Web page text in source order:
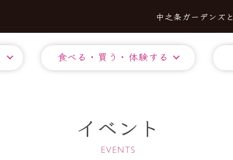
中之条ガーデンズ
食べる・買う・体験する
イベント